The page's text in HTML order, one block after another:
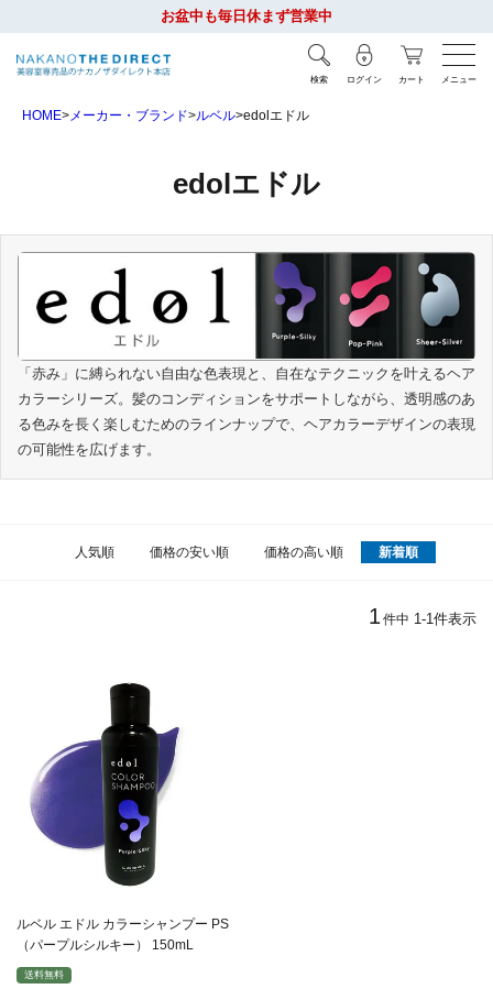
お盆中も毎日休まず営業中
検索 ログイン カート メニュー
HOME メーカー・ブランド ルベル edolエドル
edolエドル
「赤み」に縛られない自由な色表現と、自在なテクニックを叶えるヘア
カラーシリーズ。髪のコンディションをサポートしながら、透明感のあ
る色みを長く楽しむためのラインナップで、ヘアカラーデザインの表現
の可能性を広げます。
人気順 価格の安い順 価格の高い順 新着順
1 件中 1 -1 件表示
ルベル エドル カラーシャンプー PS
（パープルシルキー） 150mL
送料無料